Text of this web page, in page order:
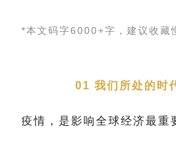
*本文码字6000+字，建议收藏
01 我们所处的时
疫情，是影响全球经济最重